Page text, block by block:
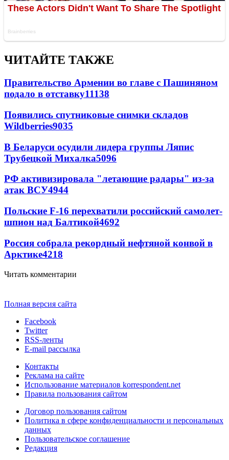
ЧИТАЙТЕ ТАКЖЕ
Правительство Армении во главе с Пашиняном
подало в отставку11138
Появились спутниковые снимки складов
Wildberries9035
В Беларуси осудили лидера группы Ляпис
Трубецкой Михалка5096
РФ активизировала "летающие радары" из-за
атак ВСУ4944
Польские F-16 перехватили российский самолет-
шпион над Балтикой4692
Россия собрала рекордный нефтяной конвой в
Арктике4218
Читать комментарии
Полная версия сайта
Facebook
Twitter
RSS-ленты
E-mail рассылка
Контакты
Реклама на сайте
Использование материалов korrespondent.net
Правила пользования сайтом
Договор пользования сайтом
Политика в сфере конфиденциальности и персональных
данных
Пользовательское соглашение
Редакция